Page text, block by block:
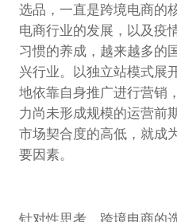
选品，一直是跨境电商的
电商行业的发展，以及疫
习惯的养成，越来越多的
兴行业。以独立站模式展
地依靠自身推广进行营销
力尚未形成规模的运营前
市场契合度的高低，就成
要因素。
针对性思考，跨境电商的